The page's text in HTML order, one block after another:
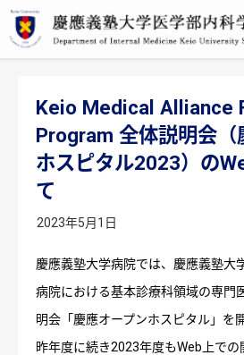
Keio Medical Alliance
Program 全体説明会（
ホスピタル2023）の
て
2023年5月1日
慶應義塾大学病院では、慶應義塾大
病院における基本診療科領域の専門
明会「慶應オープンホスピタル」を
昨年度に続き2023年度もWeb上での